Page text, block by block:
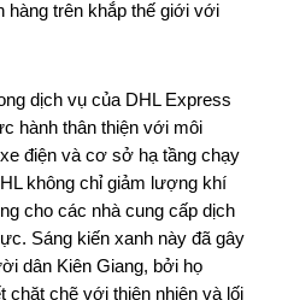
hàng trên khắp thế giới với
dịch vụ của DHL Express
hành thân thiện với môi
điện và cơ sở hạ tầng chạy
không chỉ giảm lượng khí
cho các nhà cung cấp dịch
Sáng kiến xanh này đã gây
dân Kiên Giang, bởi họ
chẽ với thiên nhiên và lối